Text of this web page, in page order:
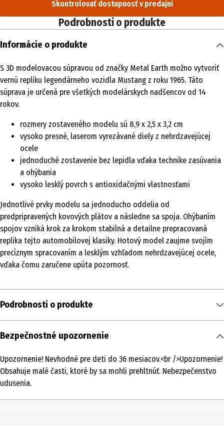
Skontrolovať dostupnosť v predajni
Podrobnosti o produkte
Informácie o produkte
S 3D modelovacou súpravou od značky Metal Earth možno vytvoriť
vernú repliku legendárneho vozidla Mustang z roku 1965. Táto
súprava je určená pre všetkých modelárskych nadšencov od 14
rokov.
rozmery zostaveného modelu sú 8,9 x 2,5 x 3,2 cm
vysoko presné, laserom vyrezávané diely z nehrdzavejúcej
ocele
jednoduché zostavenie bez lepidla vďaka technike zasúvania
a ohýbania
vysoko lesklý povrch s antioxidačnými vlastnosťami
Jednotlivé prvky modelu sa jednoducho oddelia od
predpripravených kovových plátov a následne sa spoja. Ohýbaním
spojov vzniká krok za krokom stabilná a detailne prepracovaná
replika tejto automobilovej klasiky. Hotový model zaujme svojím
precíznym spracovaním a lesklým vzhľadom nehrdzavejúcej ocele,
vďaka čomu zaručene upúta pozornosť.
Podrobnosti o produkte
Obsah
Typ produktu
Kovové modely
Vekové odporúčanie od
Bezpečnostné upozornenie
Upozornenie! Nevhodné pre deti do 36 mesiacov.<br />Upozornenie!
Obsahuje malé časti, ktoré by sa mohli prehltnúť. Nebezpečenstvo
udusenia.